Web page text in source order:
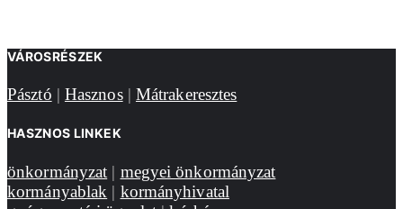
VÁROSRÉSZEK
Pásztó | Hasznos| Mátrakeresztes
HASZNOS LINKEK
önkormányzat | megyei önkormányzat
kormányablak | kormányhivatal